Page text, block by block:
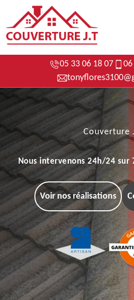
05 33 06 18 07
06
Couverture
Nous intervenons 24h/24 sur
Voir nos réalisations